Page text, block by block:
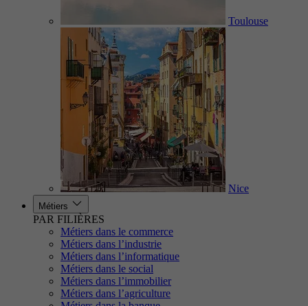
Toulouse
Nice
Métiers
PAR FILIÈRES
Métiers dans le commerce
Métiers dans l’industrie
Métiers dans l’informatique
Métiers dans le social
Métiers dans l’immobilier
Métiers dans l’agriculture